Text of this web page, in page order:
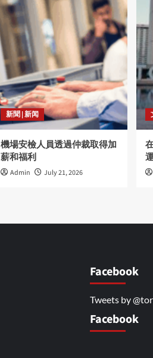
新聞 | 新闻
機場安檢人員透過仲裁取得加
薪和福利
Admin July 21, 2026
Facebook
Tweets by
Facebook